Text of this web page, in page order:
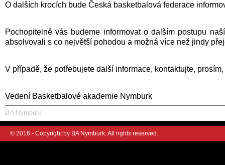
O dalších krocích bude Česká basketbalová federace
Pochopitelně vás budeme informovat o dalším postupu
absolvovali s co největší pohodou a možná více než jindy
V případě, že potřebujete další informace, kontaktujte, prosím,
Vedení Basketbalové akademie Nymburk
BA Nymburk
© 2016 - Copyright by BA Nymburk. All rights reserved.